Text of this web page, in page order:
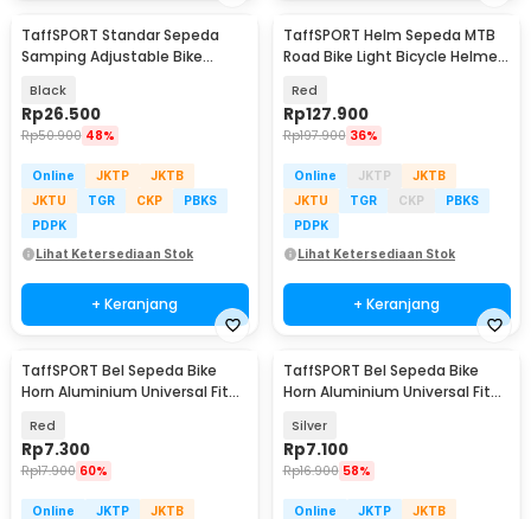
TaffSPORT Standar Sepeda
Samping Adjustable Bike
Black
Rp26.500
Rp50.900 48%
Online JKTP
JKTB
JKTU
TGR CKP
PBKS
PDPK
Lihat Ketersediaan Stok
+ Keranjang
TaffSPORT Helm Sepeda MTB
Road Bike Light Bicycle Helmet
Red
Rp127.900
Rp197.900 36%
Online JKTP
JKTB
JKTU
TGR CKP
PBKS
PDPK
Lihat Ketersediaan Stok
+ Keranjang
TaffSPORT Bel Sepeda Bike
Horn Aluminium Universal Fit
Red
Rp7.300
Rp17.900 60%
Online JKTP
JKTB
TaffSPORT Bel Sepeda Bike
Horn Aluminium Universal Fit
Silver
Rp7.100
Rp16.900 58%
Online JKTP
JKTB